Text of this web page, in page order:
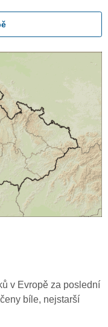
v Evropě za poslední
bíle, nejstarší